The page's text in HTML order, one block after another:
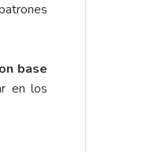
base
en los